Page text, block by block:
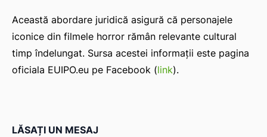
Această abordare juridică asigură că personajele
iconice din filmele horror rămân relevante cultural
timp îndelungat. Sursa acestei informații este pagina
oficiala EUIPO.eu pe Facebook (link).
LĂSAȚI UN MESAJ